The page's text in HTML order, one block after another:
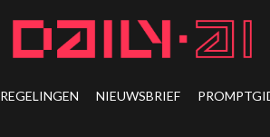
REGELINGEN NIEUWSBRIEF